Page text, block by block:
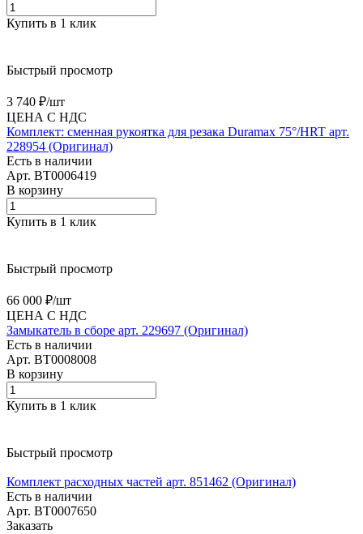
Купить в 1 клик
Быстрый просмотр
3 740 ₽/шт
ЦЕНА С НДС
Комплект: сменная рукоятка для резака Duramax 75°/HRT арт.
228954 (Оригинал)
Есть в наличии
Арт. BT0006419
В корзину
Купить в 1 клик
Быстрый просмотр
66 000 ₽/шт
ЦЕНА С НДС
Замыкатель в сборе арт. 229697 (Оригинал)
Есть в наличии
Арт. BT0008008
В корзину
Купить в 1 клик
Быстрый просмотр
Комплект расходных частей арт. 851462 (Оригинал)
Есть в наличии
Арт. BT0007650
Заказать